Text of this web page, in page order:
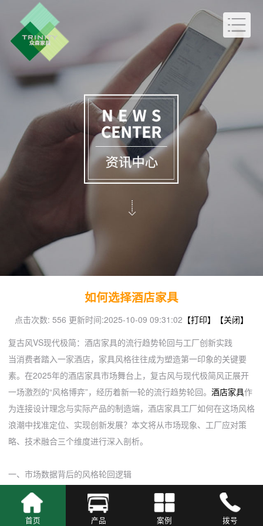
如何选择酒店家具
点击次数: 556 更新时间:2025-10-09 09:31:02 【打印】
【关闭】
复古风VS现代极简：酒店家具的流行趋势轮回与工厂创新实践
当消费者踏入一家酒店，家具风格往往成为塑造第一印象的关键要
素。在2025年的酒店家具市场舞台上，复古风与现代极简风正展开
一场激烈的“风格博弈”，经历着新一轮的流行趋势轮回。 酒店家具作
为连接设计理念与实际产品的制造端，酒店家具工厂如何在这场风格
浪潮中找准定位、实现创新发展？本文将从市场现象、工厂应对策
略、技术融合三个维度进行深入剖析。
一、市场数据背后的风格轮回逻辑
（一）复古风的情感价值回归
据2025年酒店行业白皮书显示，68%的消费者将“文化体验”列为选择
酒店的首要因素。这种消费心理的转变，直接推动了复古风格酒店家
首页 产品 案例 拨号